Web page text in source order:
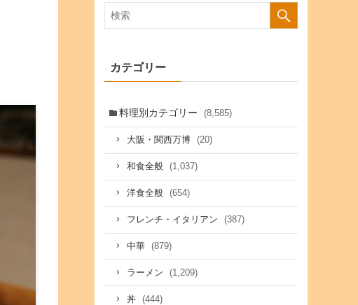
カテゴリー
料理別カテゴリー (8,585)
大阪・関西万博 (20)
和食全般 (1,037)
洋食全般 (654)
フレンチ・イタリアン (387)
中華 (879)
ラーメン (1,209)
丼 (444)